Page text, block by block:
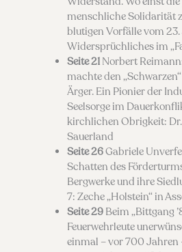
menschliche Solidarität
blutigen Vorfälle vom 23.
Widersprüchliches im
Seite 21Norbert
machte den
Ärger. Ein Pionier der
Seelsorge im
kirchlichen Obrigkeit:
Sauerland
Seite 26Gabriele
Schatten des
Bergwerke und ihre
7: Zeche „Holstein“ in
Seite 29Beim „Bittgang
Feuerwehrleute
einmal – vor 700 Jahren